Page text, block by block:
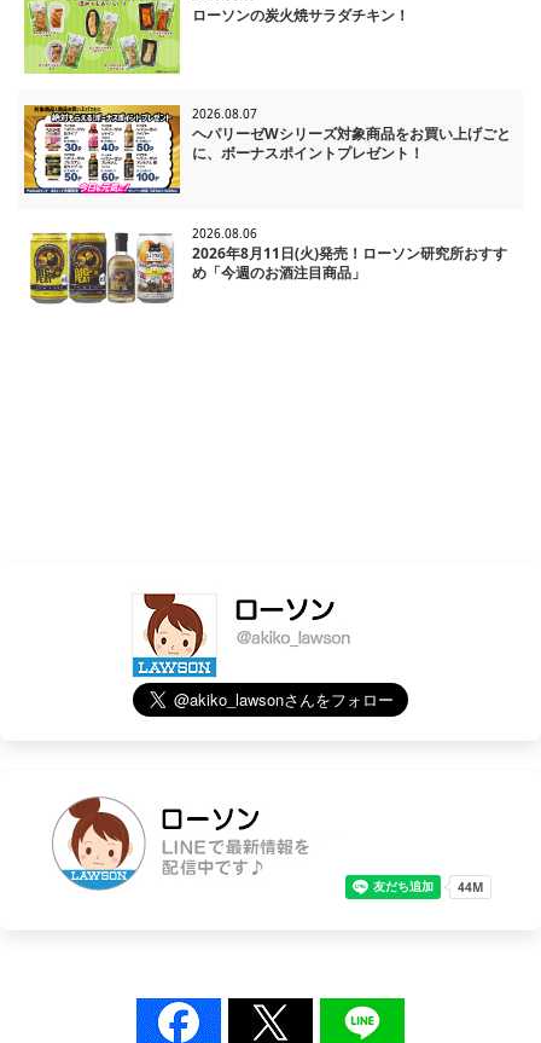
札幌新琴似7条一二丁目
札幌月寒中央八丁目
石狩花川南３条
- 北広島市
ファイターズローソン北広島美沢
北広島輪厚中央
- 千歳市
上砂川町
- 岩見沢市
岩見沢８条西十一丁目
- 枝幸郡
浜頓別役場前
紋別落石町
- 空知群
上富良野大町
- 富良野市
富良野若松町
富良野緑町
帯広西２１条南四丁目
- 美幌町
- 斜里町
斜里青葉町
- 遠軽町
遠軽東町
-芽室町
- 八雲町
八雲町本町
- 静内町
静内青柳町
- 日高町
日高富川インター前
- 苫小牧市
苫小牧白鳥
ローソンの炭火焼サラダチキン！
2026.08.07
ヘパリーゼWシリーズ対象商品をお買い上げごと
に、ボーナスポイントプレゼント！
2026.08.06
2026年8月11日(火)発売！ローソン研究所おすす
め「今週のお酒注目商品」